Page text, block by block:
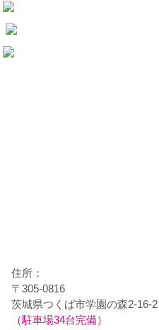
住所：
〒305-0816
茨城県つくば市学園の森2-16-
（駐車場34台完備）